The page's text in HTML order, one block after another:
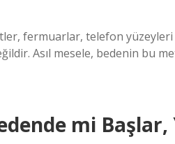
fermuarlar, telefon
Asıl mesele, bedenin bu
mi Başlar,